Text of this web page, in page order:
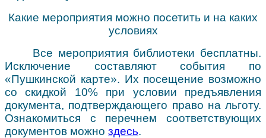
Какие мероприятия можно посетить и на каких
условиях
Все мероприятия библиотеки бесплатны.
Исключение составляют события по
«Пушкинской карте». Их посещение возможно
со скидкой 10% при условии предъявления
документа, подтверждающего право на льготу.
Ознакомиться с перечнем соответствующих
документов можно здесь.